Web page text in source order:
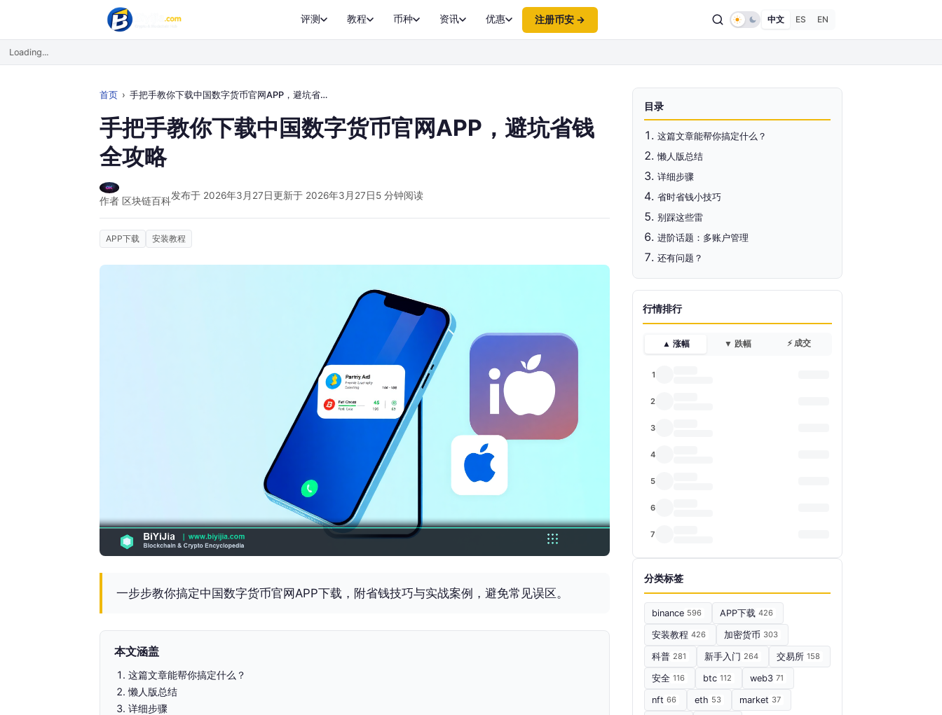
评测 教程 币种 资讯 优惠 注册币安 → 中文 ES EN
Loading...
首页 手把手教你下载中国数字货币官网APP，避坑省钱全攻略
手把手教你下载中国数字货币官网APP，避坑省钱
全攻略
作者 区块链百科发布于 2026年3月27日更新于 2026年3月27日5 分钟阅读
APP下载 安装教程
一步步教你搞定中国数字货币官网APP下载，附省钱技巧与实战案例，避免常见误区。
本文涵盖
这篇文章能帮你搞定什么？
懒人版总结
详细步骤
目录
这篇文章能帮你搞定什么？
懒人版总结
详细步骤
省时省钱小技巧
别踩这些雷
进阶话题：多账户管理
还有问题？
行情排行
▲ 涨幅 ▼ 跌幅 ⚡ 成交
1
2
3
4
5
6
7
分类标签
binance 596 APP下载 426
安装教程 426 加密货币 303
科普 281 新手入门 264 交易所 158
安全 116 btc 112 web3 71
nft 66 eth 53 market 37